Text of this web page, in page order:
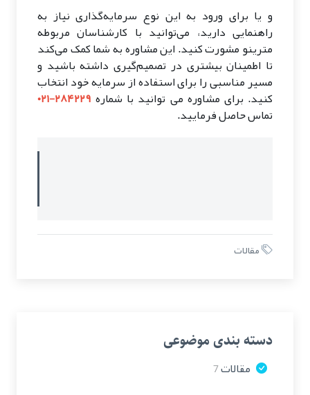
و یا برای ورود به این نوع سرمایه‌گذاری نیاز به
راهنمایی دارید، می‌توانید با کارشناسان مربوطه
مترینو مشورت کنید. این مشاوره به شما کمک می‌کند
تا اطمینان بیشتری در تصمیم‌گیری داشته باشید و
مسیر مناسبی را برای استفاده از سرمایه خود انتخاب
کنید. برای مشاوره می توانید با شماره ۲۸۴۲۲۹-۰۲۱
تماس حاصل فرمایید.
مقالات
دسته بندی موضوعی
مقالات7